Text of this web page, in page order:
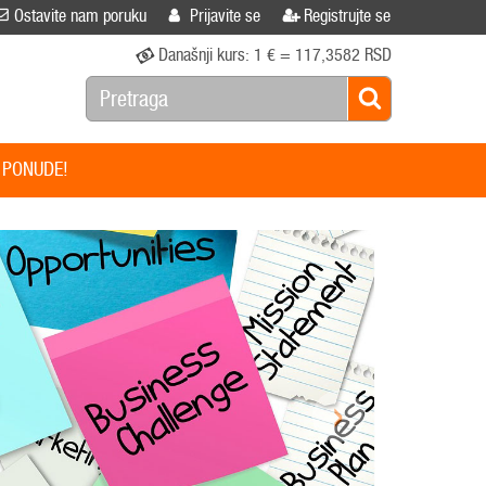
Ostavite nam poruku Prijavite se Registrujte se
Današnji kurs: 1 € = 117,3582 RSD
›